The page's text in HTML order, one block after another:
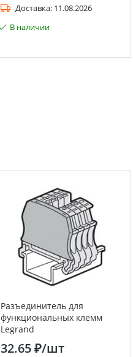
Доставка: 11.08.2026
В наличии
Разъединитель для
функциональных клемм
Legrand
32.65 ₽/шт